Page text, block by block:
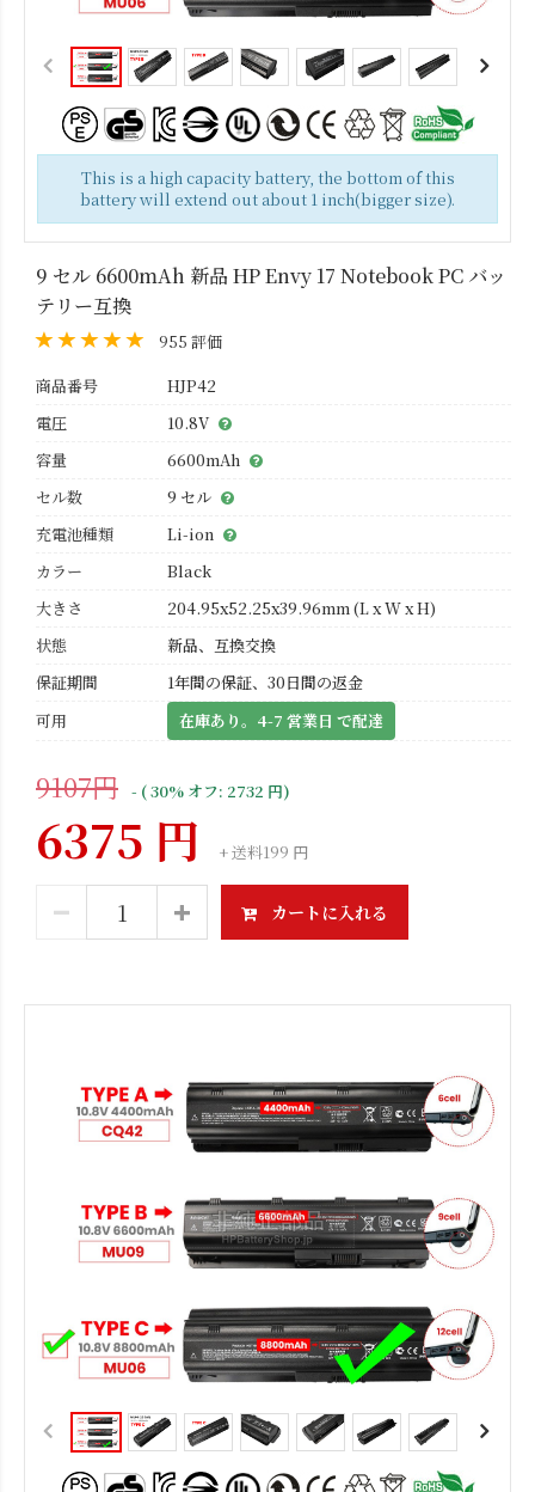
This is a high capacity battery, the bottom of this
battery will extend out about 1 inch(bigger size).
9 セル 6600mAh 新品 HP Envy 17 Notebook PC バッ
テリー互換
955 評価
商品番号
HJP42
電圧
10.8V
容量
6600mAh
セル数
9 セル
充電池種類
Li-ion
カラー
Black
大きさ
204.95x52.25x39.96mm (L x W x H)
状態
新品、互換交換
保証期間
1年間の保証、30日間の返金
可用
在庫あり。4-7 営業日 で配達
9107円 - ( 30% オフ: 2732 円)
6375 円 + 送料199 円
カートに入れる